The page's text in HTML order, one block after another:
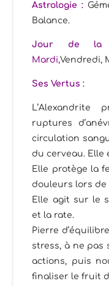
Astrologie :
Balance.
Jour de la
Mardi,Vendredi,
SesVertus :
L’Alexandrite
ruptures
circulation
du cerveau. Elle
Elle protège la
douleurs lors de
Elle agit sur le
et la rate.
Pierre
stress, à ne pas
actions, puis
finaliser le fruit